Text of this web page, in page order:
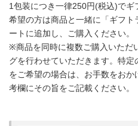
1包装につき一律250円(税込)で
希望の方は商品と一緒に「ギフ
ートに追加し、ご購入ください。
※商品を同時に複数ご購入いただ
グを行わせていただきます。特
をご希望の場合は、お手数をお
考欄にその旨をご記載ください。